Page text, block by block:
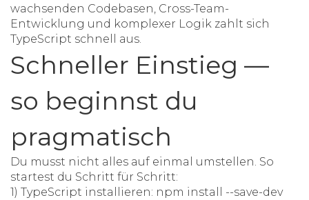
wachsenden Codebasen, Cross-Team-
Entwicklung und komplexer Logik zahlt sich
TypeScript schnell aus.
Schneller Einstieg —
so beginnst du
pragmatisch
Du musst nicht alles auf einmal umstellen. So
startest du Schritt für Schritt:
1) TypeScript installieren: npm install --save-dev